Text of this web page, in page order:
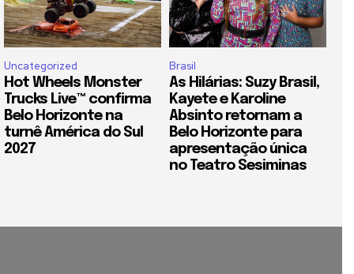
Uncategorized
Hot Wheels Monster
Trucks Live™ confirma
Belo Horizonte na
turnê América do Sul
2027
Brasil
As Hilárias: Suzy Brasil,
Kayete e Karoline
Absinto retornam a
Belo Horizonte para
apresentação única
no Teatro Sesiminas